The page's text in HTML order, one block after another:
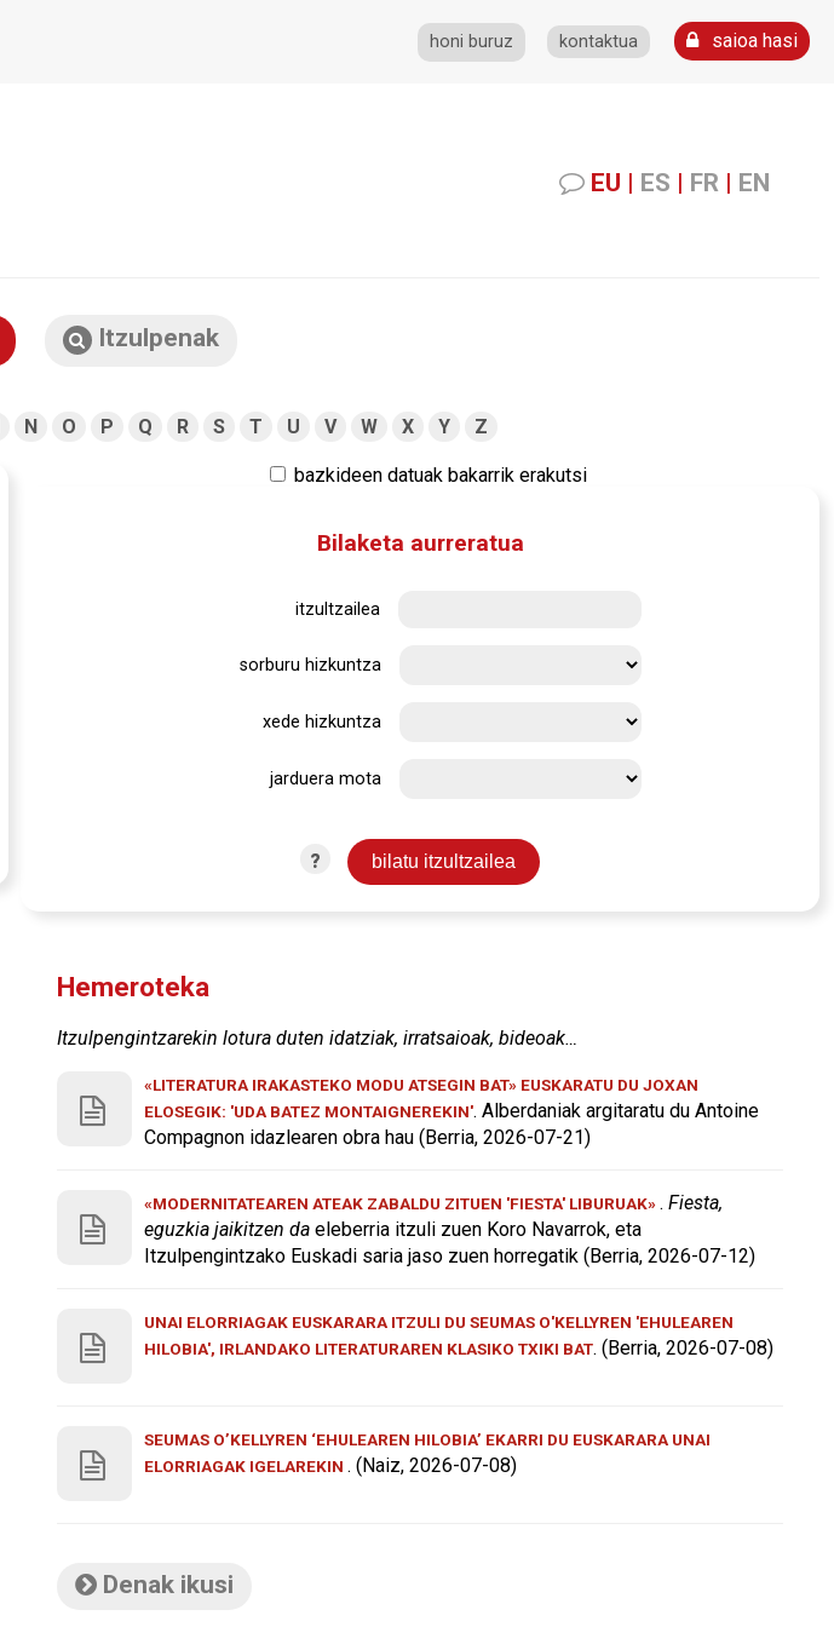
honi buruz kontaktua saioa hasi
EU | ES | FR | EN
Itzulpenak
N O P Q R S T U V W X Y Z
bazkideen datuak bakarrik erakutsi
Bilaketa aurreratua
itzultzailea
sorburu hizkuntza
xede hizkuntza
jarduera mota
?
Hemeroteka
Itzulpengintzarekin lotura duten idatziak, irratsaioak, bideoak…
«LITERATURA IRAKASTEKO MODU ATSEGIN BAT» EUSKARATU DU JOXAN
ELOSEGIK: 'UDA BATEZ MONTAIGNEREKIN'. Alberdaniak argitaratu du Antoine
Compagnon idazlearen obra hau (Berria, 2026-07-21)
«MODERNITATEAREN ATEAK ZABALDU ZITUEN 'FIESTA' LIBURUAK» . Fiesta,
eguzkia jaikitzen da eleberria itzuli zuen Koro Navarrok, eta
Itzulpengintzako Euskadi saria jaso zuen horregatik (Berria, 2026-07-12)
UNAI ELORRIAGAK EUSKARARA ITZULI DU SEUMAS O'KELLYREN 'EHULEAREN
HILOBIA', IRLANDAKO LITERATURAREN KLASIKO TXIKI BAT. (Berria, 2026-07-08)
SEUMAS O’KELLYREN ‘EHULEAREN HILOBIA’ EKARRI DU EUSKARARA UNAI
ELORRIAGAK IGELAREKIN . (Naiz, 2026-07-08)
Denak ikusi